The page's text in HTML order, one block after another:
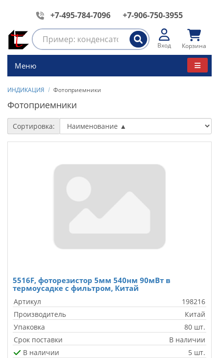
+7-495-784-7096 +7-906-750-3955
Вход Корзина
Меню
ИНДИКАЦИЯ Фотоприемники
Фотоприемники
Сортировка:
5516F, фоторезистор 5мм 540нм 90мВт в
термоусадке с фильтром, Китай
Артикул
198216
Производитель
Китай
Упаковка
80 шт.
Срок поставки
В наличии
В наличии
5 шт.